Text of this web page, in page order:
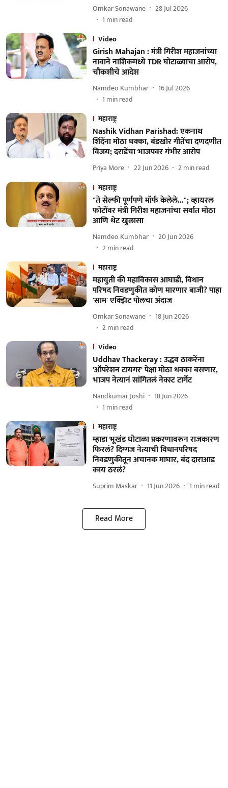
Omkar Sonawane
28 Jul 2026
1 min read
Video
Girish Mahajan : मंत्री गिरीश महाजनांच्या
नावाने नाशिकमध्ये TDR घोटाळ्याचा आरोप,
चौकशीचे आदेश
Namdeo Kumbhar
16 Jul 2026
1 min read
महाराष्ट्र
Nashik Vidhan Parishad: एकनाथ
शिंदेंना मोठा धक्का, बंडखोर गीतेंचा दणदणीत
विजय; दराडेंचा भाजपवर गंभीर आरोप
Priya More 22 Jun 2026 2min read
महाराष्ट्र
"ते सेल्फी पूर्णपणे मॉर्फ केलेले..."; व्हायरल
फोटोंवर मंत्री गिरीश महाजनांचा सर्वात मोठा
आणि थेट खुलासा
Namdeo Kumbhar
20 Jun 2026
2min read
महाराष्ट्र
महायुती की महाविकास आघाडी, विधान
परिषद निवडणुकीत कोण मारणार बाजी? पाहा
'साम' एक्झिट पोलचा अंदाज
Omkar Sonawane
18 Jun 2026
2min read
Video
Uddhav Thackeray : उद्धव ठाकरेंना
'ऑपरेशन टायगर' पेक्षा मोठा धक्का बसणार,
भाजप नेत्यानं सांगितलं नेक्स्ट टार्गेट
Nandkumar Joshi
18 Jun 2026
1 min read
महाराष्ट्र
म्हाडा भूखंड घोटाळा प्रकरणावरून राजकारण
फिरलं? दिग्गज नेत्याची विधानपरिषद
निवडणुकीतून अचानक माघार, बंद दाराआड
काय ठरलं?
Suprim Maskar 11 Jun 2026 1 min read
Read More